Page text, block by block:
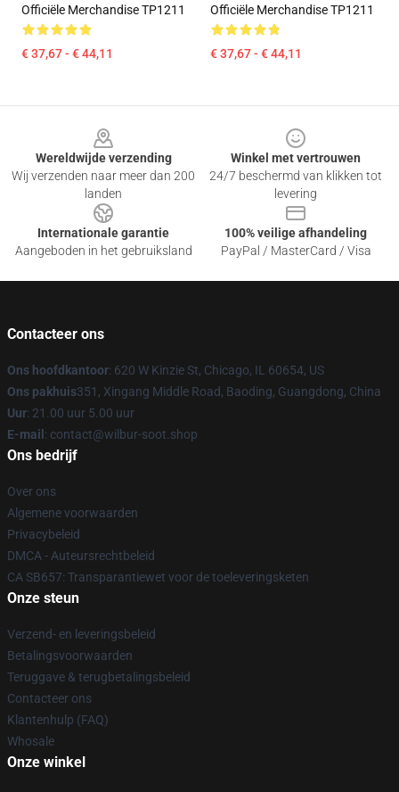
Officiële Merchandise TP1211
€ 37,67 - € 44,11
Officiële Merchandise TP1211
€ 37,67 - € 44,11
Wereldwijde verzending
Wij verzenden naar meer dan 200
landen
Winkel met vertrouwen
24/7 beschermd van klikken tot
levering
Internationale garantie
Aangeboden in het gebruiksland
100% veilige afhandeling
PayPal / MasterCard / Visa
Contacteer ons
Ons hoofdkantoor: 620 W Kinzie St, Chicago, IL 60654, US
Ons pakhuis351, Xingang Middle Road, Baoding, Guangdong, China
Uur: 21.00 uur 5.00 uur
E-mail : contact@wilbur-soot.shop
Ons bedrijf
Over ons
Algemene voorwaarden
Privacybeleid
DMCA - Auteursrechtbeleid
CA SB657: Transparantiewet voor de toeleveringsketen
Onze steun
Verzend- en leveringsbeleid
Betalingsvoorwaarden
Teruggave & terugbetalingsbeleid
Contacteer ons
Klantenhulp (FAQ)
Whosale
Onze winkel